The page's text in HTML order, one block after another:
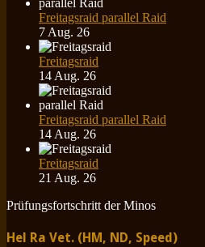
Freitagsraid parallel Raid
7 Aug. 26
Freitagsraid
14 Aug. 26
Freitagsraid parallel Raid
14 Aug. 26
Freitagsraid
21 Aug. 26
Prüfungsfortschritt der Minos
Hel Ra Vet. (HM, ND, Speed)